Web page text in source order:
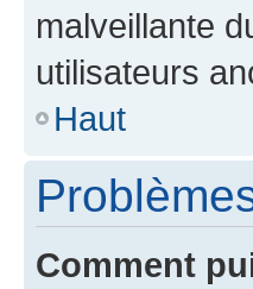
malveillante
utilisateurs
Haut
Comment